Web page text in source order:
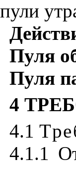
пули
Пуля
Пуля
4
4.1
4.1.1